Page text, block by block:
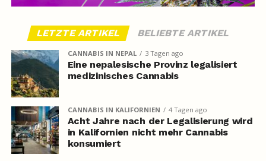
LETZTE ARTIKEL BELIEBTE ARTIKEL
CANNABIS IN NEPAL 3 Tagen ago
Eine nepalesische Provinz legalisiert
medizinisches Cannabis
CANNABIS IN KALIFORNIEN 4 Tagen ago
Acht Jahre nach der Legalisierung wird
in Kalifornien nicht mehr Cannabis
konsumiert